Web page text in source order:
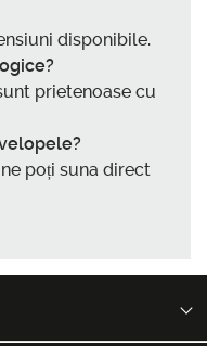
disponibile.
prietenoase cu
poți suna direct